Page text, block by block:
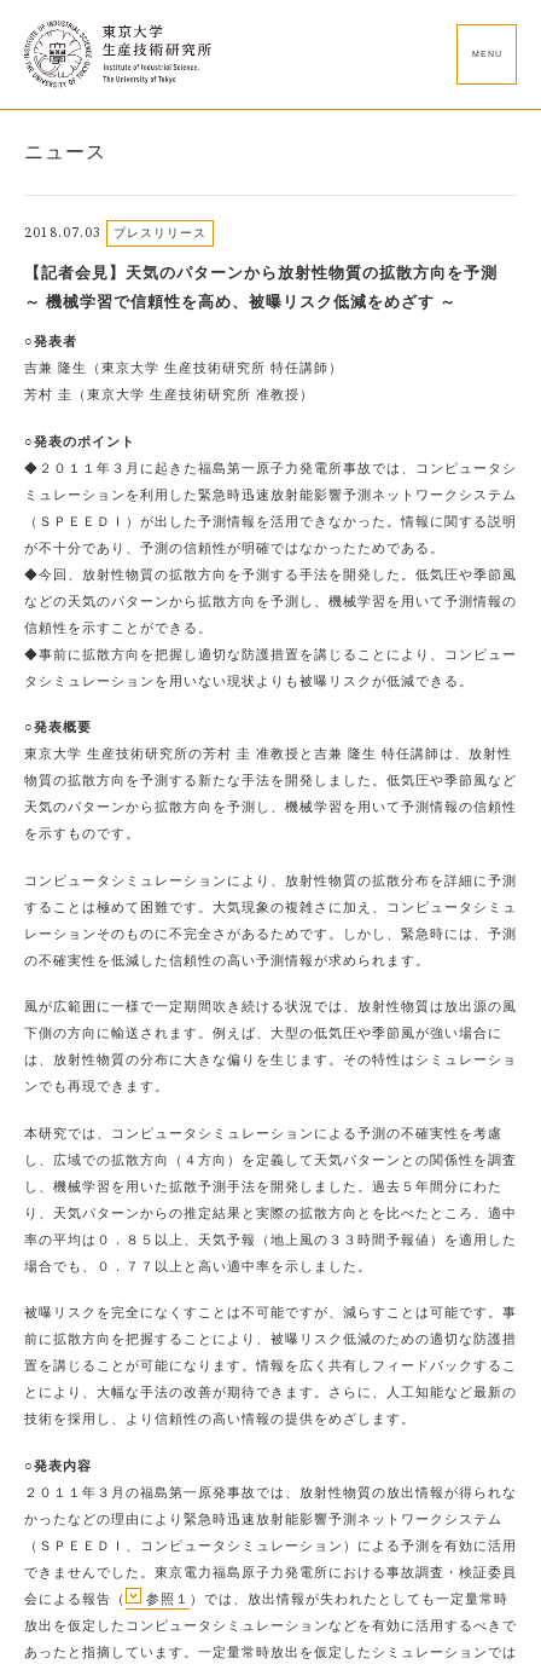
MENU
ニュース
2018.07.03 プレスリリース
【記者会見】天気のパターンから放射性物質の拡散方向を予測
～ 機械学習で信頼性を高め、被曝リスク低減をめざす ～
○発表者
吉兼 隆生（東京大学 生産技術研究所 特任講師）
芳村 圭（東京大学 生産技術研究所 准教授）
○発表のポイント
◆２０１１年３月に起きた福島第一原子力発電所事故では、コンピュータシ
ミュレーションを利用した緊急時迅速放射能影響予測ネットワークシステム
（ＳＰＥＥＤＩ）が出した予測情報を活用できなかった。情報に関する説明
が不十分であり、予測の信頼性が明確ではなかったためである。
◆今回、放射性物質の拡散方向を予測する手法を開発した。低気圧や季節風
などの天気のパターンから拡散方向を予測し、機械学習を用いて予測情報の
信頼性を示すことができる。
◆事前に拡散方向を把握し適切な防護措置を講じることにより、コンピュー
タシミュレーションを用いない現状よりも被曝リスクが低減できる。
○発表概要
東京大学 生産技術研究所の芳村 圭 准教授と吉兼 隆生 特任講師は、放射性
物質の拡散方向を予測する新たな手法を開発しました。低気圧や季節風など
天気のパターンから拡散方向を予測し、機械学習を用いて予測情報の信頼性
を示すものです。
コンピュータシミュレーションにより、放射性物質の拡散分布を詳細に予測
することは極めて困難です。大気現象の複雑さに加え、コンピュータシミュ
レーションそのものに不完全さがあるためです。しかし、緊急時には、予測
の不確実性を低減した信頼性の高い予測情報が求められます。
風が広範囲に一様で一定期間吹き続ける状況では、放射性物質は放出源の風
下側の方向に輸送されます。例えば、大型の低気圧や季節風が強い場合に
は、放射性物質の分布に大きな偏りを生じます。その特性はシミュレーショ
ンでも再現できます。
本研究では、コンピュータシミュレーションによる予測の不確実性を考慮
し、広域での拡散方向（４方向）を定義して天気パターンとの関係性を調査
し、機械学習を用いた拡散予測手法を開発しました。過去５年間分にわた
り、天気パターンからの推定結果と実際の拡散方向とを比べたところ、適中
率の平均は０．８５以上、天気予報（地上風の３３時間予報値）を適用した
場合でも、０．７７以上と高い適中率を示しました。
被曝リスクを完全になくすことは不可能ですが、減らすことは可能です。事
前に拡散方向を把握することにより、被曝リスク低減のための適切な防護措
置を講じることが可能になります。情報を広く共有しフィードバックするこ
とにより、大幅な手法の改善が期待できます。さらに、人工知能など最新の
技術を採用し、より信頼性の高い情報の提供をめざします。
○発表内容
２０１１年３月の福島第一原発事故では、放射性物質の放出情報が得られな
かったなどの理由により緊急時迅速放射能影響予測ネットワークシステム
（ＳＰＥＥＤＩ、コンピュータシミュレーション）による予測を有効に活用
できませんでした。東京電力福島原子力発電所における事故調査・検証委員
会による報告（
参照１ ）では、放出情報が失われたとしても一定量常時
放出を仮定したコンピュータシミュレーションなどを有効に活用するべきで
あったと指摘しています。一定量常時放出を仮定したシミュレーションでは